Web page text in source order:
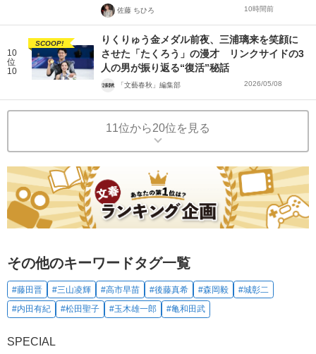
佐藤 ちひろ 10時間前
10
位
10
SCOOP!
りくりゅう金メダル前夜、三浦璃来を笑顔に
させた「たくろう」の漫才 リンクサイドの3
人の男が振り返る“復活”秘話
「文藝春秋」編集部 2026/05/08
11位から20位を見る
その他のキーワードタグ一覧
#藤田晋 #三山凌輝 #高市早苗 #後藤真希 #森岡毅
#城彰二
#内田有紀
#松田聖子 #玉木雄一郎 #亀和田武
SPECIAL